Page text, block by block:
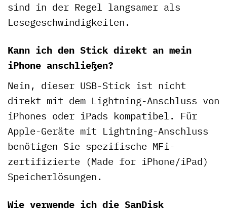
sind in der Regel langsamer als
Lesegeschwindigkeiten.
Kann ich den Stick direkt an mein
iPhone anschließen?
Nein, dieser USB-Stick ist nicht
direkt mit dem Lightning-Anschluss von
iPhones oder iPads kompatibel. Für
Apple-Geräte mit Lightning-Anschluss
benötigen Sie spezifische MFi-
zertifizierte (Made for iPhone/iPad)
Speicherlösungen.
Wie verwende ich die SanDisk